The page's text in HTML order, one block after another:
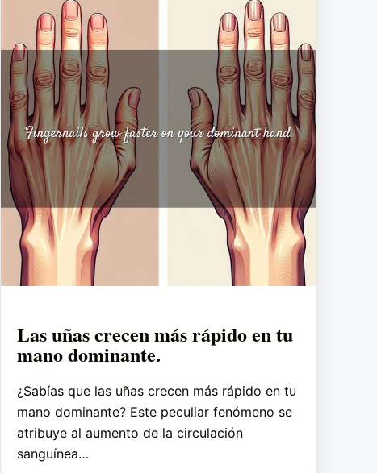
Las uñas crecen más rápido en tu
mano dominante.
¿Sabías que las uñas crecen más rápido en tu
mano dominante? Este peculiar fenómeno se
atribuye al aumento de la circulación
sanguínea…